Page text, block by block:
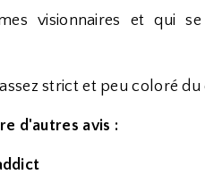
visionnaires et qui
strict et peu coloré du
d'autres avis :